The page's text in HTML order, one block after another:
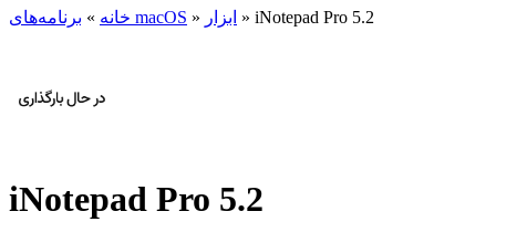
خانه » برنامه‌های macOS » ابزار » iNotepad Pro 5.2
iNotepad Pro 5.2